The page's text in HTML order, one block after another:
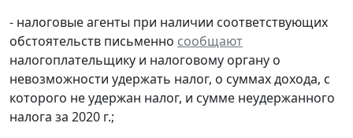
- налоговые агенты при наличии соответствующих
обстоятельств письменно сообщают
налогоплательщику и налоговому органу о
невозможности удержать налог, о суммах дохода, с
которого не удержан налог, и сумме неудержанного
налога за 2020 г.;